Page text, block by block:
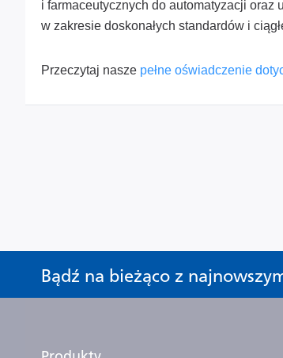
i farmaceutycznych do automatyzacji oraz
w zakresie doskonałych standardów i
Przeczytaj nasze pełne oświadczenie
Bądź na bieżąco z